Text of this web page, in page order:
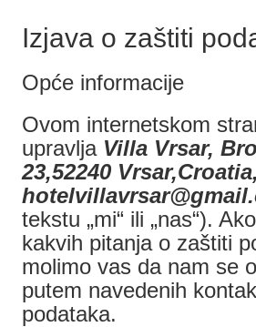
Izjava o zaštiti
Opće informacije
Ovom internetskom
upravlja Villa Vrsar,
23,52240 Vrsar,Croatia,
tekstu „mi“ ili „nas“).
kakvih pitanja o zaštiti
molimo vas da nam se
putem navedenih
podataka.